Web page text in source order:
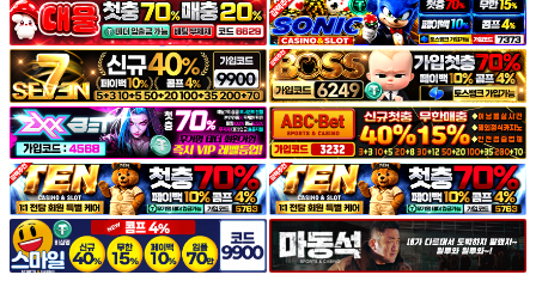
공지&이벤트
공지
1:1문의
광고문의